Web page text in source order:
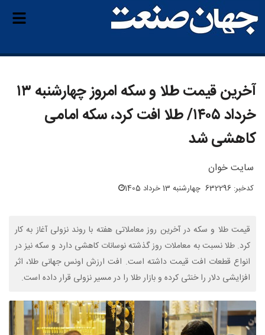
آخرین قیمت طلا و سکه امروز چهارشنبه ۱۳
خرداد ۱۴۰۵/ طلا افت کرد، سکه امامی
کاهشی شد
سایت خوان
کدخبر: 632296 چهارشنبه 13 خرداد 1405
قیمت طلا و سکه در آخرین روز معاملاتی هفته با روند نزولی آغاز به کار
کرد. طلا نسبت به معاملات روز گذشته نوسانات کاهشی دارد و سکه نیز در
انواع قطعات افت قیمت داشته است. افت ارزش اونس جهانی طلا، اثر
افزایشی دلار را خنثی کرده و بازار طلا را در مسیر نزولی قرار داده است.